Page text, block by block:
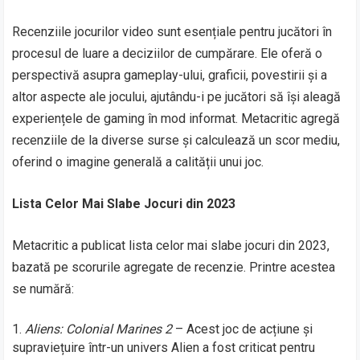
Recenziile jocurilor video sunt esențiale pentru jucători în
procesul de luare a deciziilor de cumpărare. Ele oferă o
perspectivă asupra gameplay-ului, graficii, povestirii și a
altor aspecte ale jocului, ajutându-i pe jucători să își aleagă
experiențele de gaming în mod informat. Metacritic agregă
recenziile de la diverse surse și calculează un scor mediu,
oferind o imagine generală a calității unui joc.
Lista Celor Mai Slabe Jocuri din 2023
Metacritic a publicat lista celor mai slabe jocuri din 2023,
bazată pe scorurile agregate de recenzie. Printre acestea
se numără:
Aliens: Colonial Marines 2– Acest joc de acțiune și
supraviețuire într-un univers Alien a fost criticat pentru